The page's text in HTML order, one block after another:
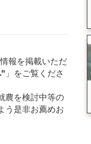
報を掲載いただ
" 」をご覧くださ
農を検討中等の
う是非お薦めお